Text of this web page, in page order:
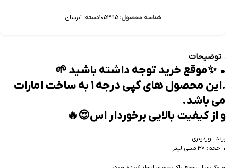
شناسه محصول: 105395دسته: آبرسان
توضیحات
• ✨️موقع خرید توجه داشته باشید 🌱
.این محصول های کپی درجه ۱ به ساخت امارات
می باشد.
و از کیفیت بالایی برخوردار اس😍🔥
برند: اوردینری
• حجم: 30 میلی لیتر